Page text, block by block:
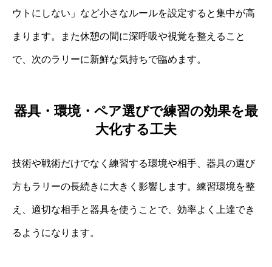
ウトにしない」など小さなルールを設定すると集中が高
まります。また休憩の間に深呼吸や視覚を整えること
で、次のラリーに新鮮な気持ちで臨めます。
器具・環境・ペア選びで練習の効果を最
大化する工夫
技術や戦術だけでなく練習する環境や相手、器具の選び
方もラリーの長続きに大きく影響します。練習環境を整
え、適切な相手と器具を使うことで、効率よく上達でき
るようになります。